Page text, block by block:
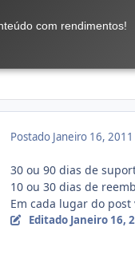
Postado Janeiro 16,
30 ou 90 dias de
10 ou 30 dias de
Em cada lugar do
Editado Janeiro 16,